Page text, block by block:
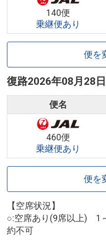
140便
乗継便あり
便を
復路2026年08月28日
便名
460便
乗継便あり
便を
【空席状況】
○:空席あり(9席以上) 1
約不可